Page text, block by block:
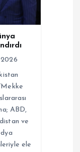
ABD,
ve
ele